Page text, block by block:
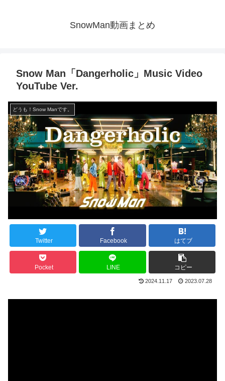
SnowMan動画まとめ
Snow Man「Dangerholic」Music Video
YouTube Ver.
どうも！Snow Manです。
Twitter Facebook はてブ
Pocket LINE コピー
2024.11.17 2023.07.28